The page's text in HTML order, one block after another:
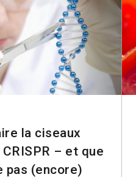
la ciseaux
– et que
pas (encore)